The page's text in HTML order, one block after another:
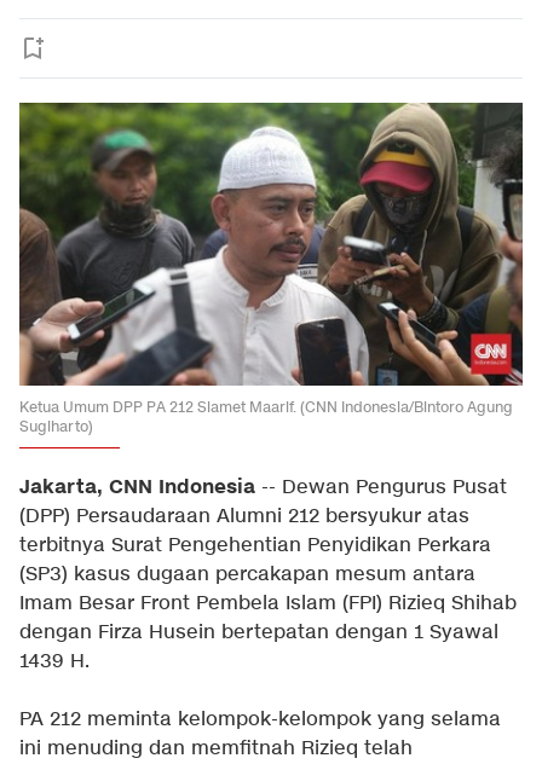
Ketua Umum DPP PA 212 Slamet Maarif. (CNN Indonesia/Bintoro Agung
Sugiharto)
Jakarta, CNN Indonesia -- Dewan Pengurus Pusat
(DPP) Persaudaraan Alumni 212 bersyukur atas
terbitnya Surat Pengehentian Penyidikan Perkara
(SP3) kasus dugaan percakapan mesum antara
Imam Besar Front Pembela Islam (FPI) Rizieq Shihab
dengan Firza Husein bertepatan dengan 1 Syawal
1439 H.
PA 212 meminta kelompok-kelompok yang selama
ini menuding dan memfitnah Rizieq telah